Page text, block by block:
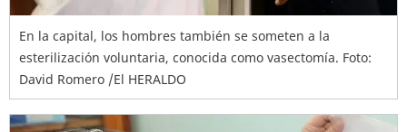
En la capital, los hombres también se someten a la
esterilización voluntaria, conocida como vasectomía. Foto:
David Romero /El HERALDO